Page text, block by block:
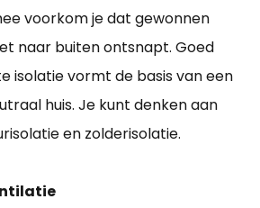
voorkom je dat gewonnen
naar buiten ontsnapt. Goed
isolatie vormt de basis van een
huis. Je kunt denken aan
en zolderisolatie.